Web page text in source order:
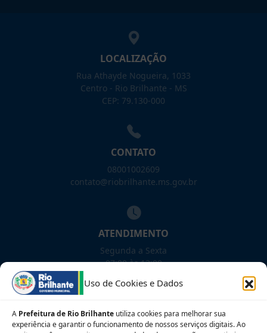
Uso de Cookies e Dados
A Prefeitura de Rio Brilhante utiliza cookies para melhorar sua
experiência e garantir o funcionamento de nossos serviços digitais. Ao
LOCALIZAÇÃO
Rua Athayde Nogueira, 1033
Centro - Rio Brilhante - MS
CEP: 79.130-000
CONTATO
08001002609
contato@riobrilhante.ms.gov.br
ATENDIMENTO
Segunda a Sexta
07:00 às 13:00
NOSSAS REDES!